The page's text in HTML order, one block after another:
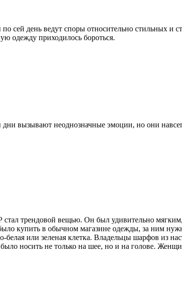
день ведут споры относительно стильных и
одежду приходилось бороться.
вызывают неоднозначные эмоции, но они
трендовой вещью. Он был удивительно
купить в обычном магазине одежды, за ним
или зеленая клетка. Владельцы шарфов из
носить не только на шее, но и на голове.